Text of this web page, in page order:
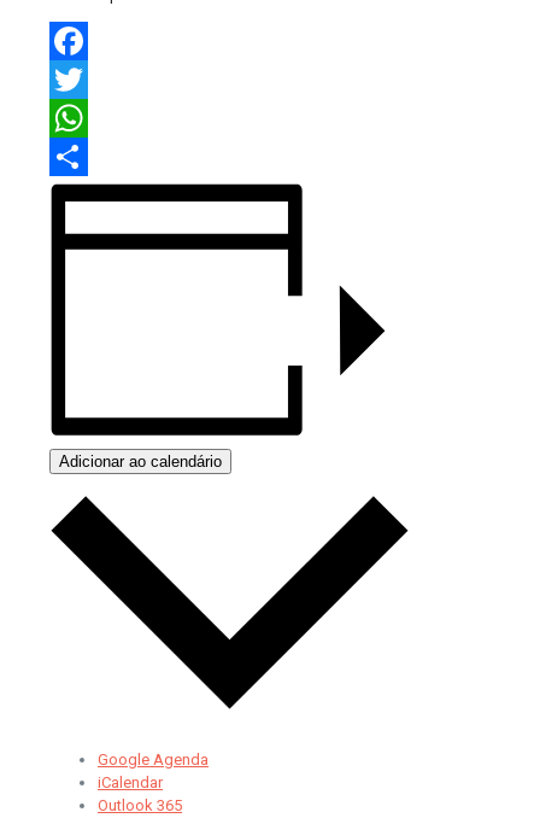
Facebook
Twitter
WhatsApp
Share
Adicionar ao calendário
Google Agenda
iCalendar
Outlook 365